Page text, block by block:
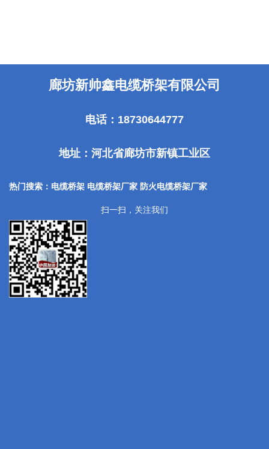
廊坊新帅鑫电缆桥架有限公司
电话：18730644777
地址：河北省廊坊市新镇工业区
热门搜索：电缆桥架 电缆桥架厂家 防火电缆桥架厂家
扫一扫，关注我们